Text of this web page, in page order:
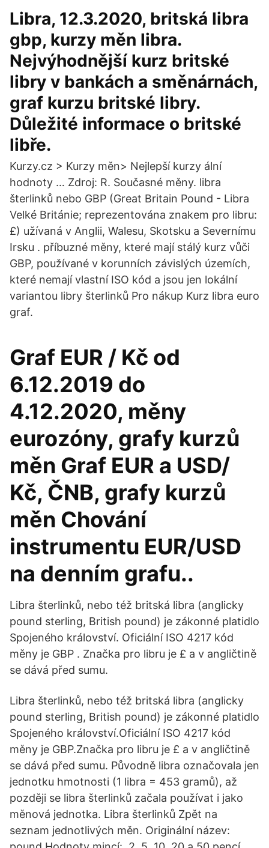
Libra, 12.3.2020, britská libra
gbp, kurzy měn libra.
Nejvýhodnější kurz britské
libry v bankách a směnárnách,
graf kurzu britské libry.
Důležité informace o britské
libře.
Kurzy.cz > Kurzy měn> Nejlepší kurzy ální
hodnoty … Zdroj: R. Současné měny. libra
šterlinků nebo GBP (Great Britain Pound - Libra
Velké Británie; reprezentována znakem pro libru:
£) užívaná v Anglii, Walesu, Skotsku a Severnímu
Irsku . příbuzné měny, které mají stálý kurz vůči
GBP, používané v korunních závislých územích,
které nemají vlastní ISO kód a jsou jen lokální
variantou libry šterlinků Pro nákup Kurz libra euro
graf.
Graf EUR / Kč od
6.12.2019 do
4.12.2020, měny
eurozóny, grafy kurzů
měn Graf EUR a USD/
Kč, ČNB, grafy kurzů
měn Chování
instrumentu EUR/USD
na denním grafu..
Libra šterlinků, nebo též britská libra (anglicky
pound sterling, British pound) je zákonné platidlo
Spojeného království. Oficiální ISO 4217 kód
měny je GBP . Značka pro libru je £ a v angličtině
se dává před sumu.
Libra šterlinků, nebo též britská libra (anglicky
pound sterling, British pound) je zákonné platidlo
Spojeného království.Oficiální ISO 4217 kód
měny je GBP.Značka pro libru je £ a v angličtině
se dává před sumu. Původně libra označovala jen
jednotku hmotnosti (1 libra = 453 gramů), až
později se libra šterlinků začala používat i jako
měnová jednotka. Libra šterlinků Zpět na
seznam jednotlivých měn. Originální název: